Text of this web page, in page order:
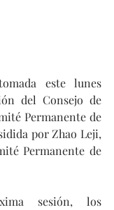
este lunes
del Consejo de
Permanente de
por Zhao Leji,
Permanente de
sesión, los